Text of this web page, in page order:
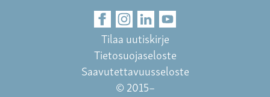
Tilaa uutiskirje
Tietosuojaseloste
Saavutettavuusseloste
© 2015–